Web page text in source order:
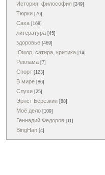
История, философия [249]
Тюрки [76]
Саха [168]
литература [45]
здоровье [469]
Юмор, сатира, критика [14]
Реклама [7]
Спорт [123]
В мире [86]
Слухи [25]
Эрнст Березкин [88]
Моё дело [109]
Геннадий Федоров [11]
BingHan [4]